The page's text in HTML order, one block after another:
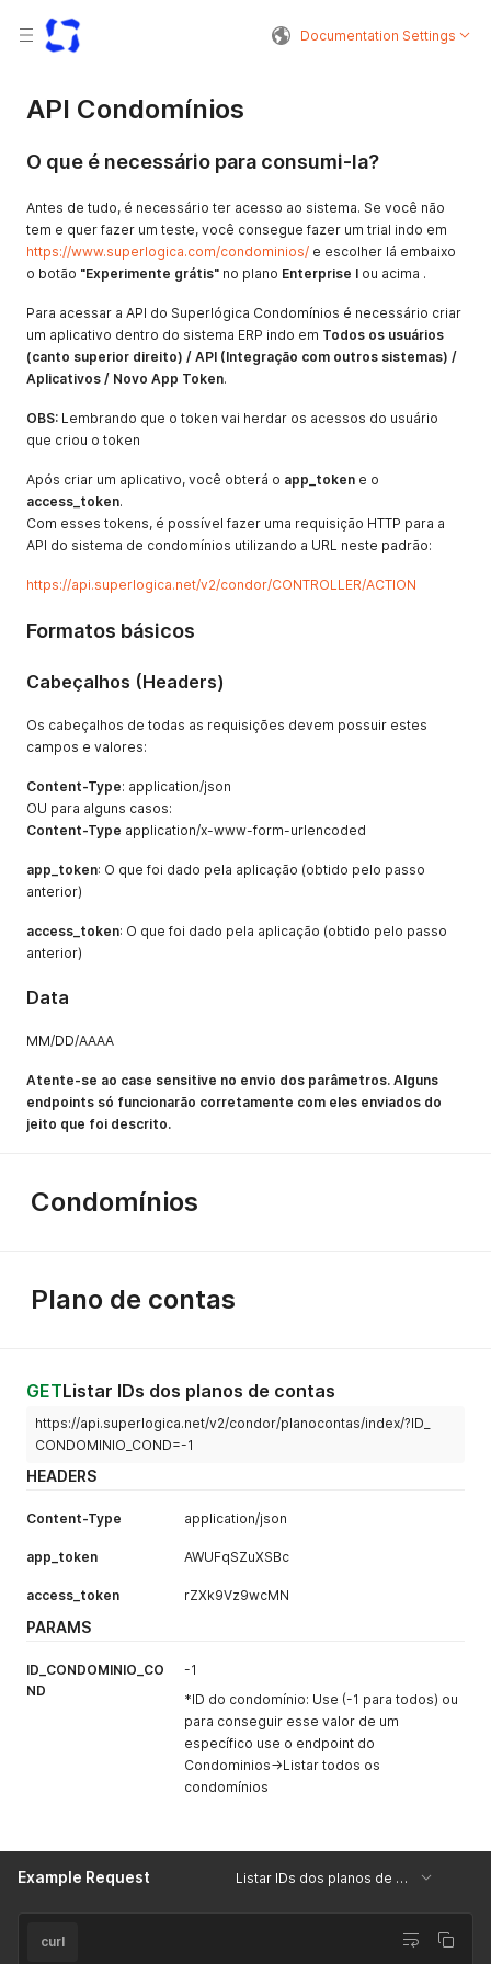
Documentation Settings
API Condomínios
O que é necessário para consumi-la?
Antes de tudo, é necessário ter acesso ao sistema. Se você não
tem e quer fazer um teste, você consegue fazer um trial indo em
https://www.superlogica.com/condominios/ e escolher lá embaixo
o botão "Experimente grátis" no plano Enterprise I ou acima .
Para acessar a API do Superlógica Condomínios é necessário criar
um aplicativo dentro do sistema ERP indo em Todos os usuários
(canto superior direito) / API (Integração com outros sistemas) /
Aplicativos / Novo App Token.
OBS: Lembrando que o token vai herdar os acessos do usuário
que criou o token
Após criar um aplicativo, você obterá o app_token e o
access_token.
Com esses tokens, é possível fazer uma requisição HTTP para a
API do sistema de condomínios utilizando a URL neste padrão:
https://api.superlogica.net/v2/condor/CONTROLLER/ACTION
Formatos básicos
Cabeçalhos (Headers)
Os cabeçalhos de todas as requisições devem possuir estes
campos e valores:
Content-Type: application/json
OU para alguns casos:
Content-Type application/x-www-form-urlencoded
app_token: O que foi dado pela aplicação (obtido pelo passo
anterior)
access_token: O que foi dado pela aplicação (obtido pelo passo
anterior)
Data
MM/DD/AAAA
Atente-se ao case sensitive no envio dos parâmetros. Alguns
endpoints só funcionarão corretamente com eles enviados do
jeito que foi descrito.
Condomínios
Plano de contas
GETListar IDs dos planos de contas
https://api.superlogica.net/v2/condor/planocontas/index/?ID_
CONDOMINIO_COND=-1
HEADERS
Content-Type application/json
app_token AWUFqSZuXSBc
access_token rZXk9Vz9wcMN
PARAMS
ID_CONDOMINIO_CO
ND
-1
*ID do condomínio: Use (-1 para todos) ou
para conseguir esse valor de um
específico use o endpoint do
Condominios->Listar todos os
condomínios
Example Request Listar IDs dos planos de contas
curl